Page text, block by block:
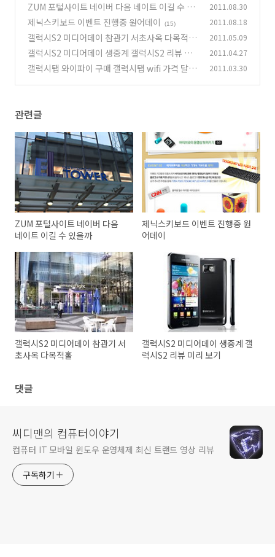
ZUM 포털사이트 네이버 다음 네이트 이길 수 있
을까
(39)
2011.08.30
제닉스키보드 이벤트 진행중 원어데이 (15) 2011.08.18
갤럭시S2 미디어데이 참관기 서초사옥 다목적홀
(4)
2011.05.09
갤럭시S2 미디어데이 생중계 갤럭시S2 리뷰 미
리 보기 (5)
2011.04.27
갤럭시탭 와이파이 구매 갤럭시탭 wifi 가격 달인
2011.03.30
관련글
ZUM 포털사이트 네이버 다음
네이트 이길 수 있을까
제닉스키보드 이벤트 진행중 원
어데이
갤럭시S2 미디어데이 참관기 서
초사옥 다목적홀
갤럭시S2 미디어데이 생중계 갤
럭시S2 리뷰 미리 보기
댓글
씨디맨의 컴퓨터이야기
컴퓨터 IT 모바일 윈도우 운영체제 최신 트랜드 영상 리뷰
구독하기